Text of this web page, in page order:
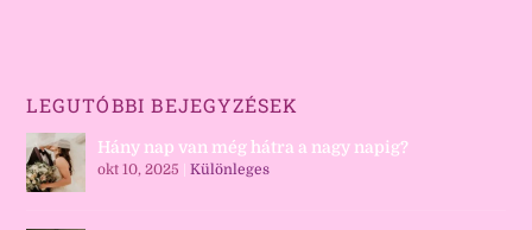
LEGUTÓBBI BEJEGYZÉSEK
Hány nap van még hátra a nagy napig?
okt 10, 2025 |Különleges